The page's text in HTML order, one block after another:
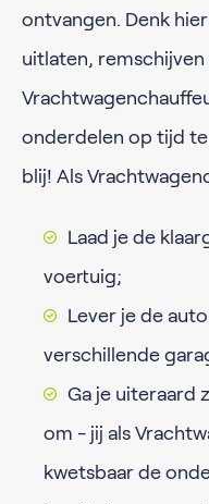
ontvangen. Denk
uitlaten,
onderdelen op tijd te
blij! Als
Laad je de
voertuig;
Lever je de
verschillende
Ga je uiteraard
om - jij als
kwetsbaar de